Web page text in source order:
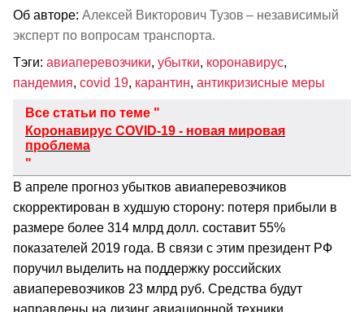
Об авторе: Алексей Викторович Тузов – независимый
эксперт по вопросам транспорта.
Тэги: авиаперевозчики, убытки, коронавирус,
пандемия, covid 19, карантин, антикризисные меры
Все статьи по теме "
Коронавирус COVID-19 - новая мировая
проблема
"
В апреле прогноз убытков авиаперевозчиков
скорректирован в худшую сторону: потеря прибыли в
размере более 314 млрд долл. составит 55%
показателей 2019 года. В связи с этим президент РФ
поручил выделить на поддержку российских
авиаперевозчиков 23 млрд руб. Средства будут
направлены на лизинг авиационной техники,